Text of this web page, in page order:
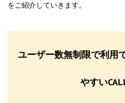
をご紹介していきます。
ユーザー数無制限で利用
やすい